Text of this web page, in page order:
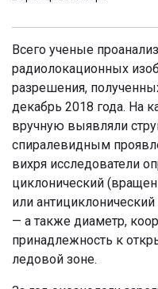
Всего ученые
радиолокационных
разрешения,
декабрь 2018 года. На
вручную выявляли
спиралевидным
вихря исследователи
циклонический
или
— а также диаметр,
принадлежность к
ледовой зоне.